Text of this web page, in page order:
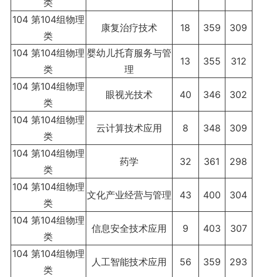
类
104 第104组物理
类
康复治疗技术 18 359 309
104 第104组物理
类
婴幼儿托育服务与管
理
13 355 312
104 第104组物理
类
眼视光技术 40 346 302
104 第104组物理
类
云计算技术应用 8 348 309
104 第104组物理
类
药学 32 361 298
104 第104组物理
类
文化产业经营与管理 43 400 304
104 第104组物理
类
信息安全技术应用 9 403 307
104 第104组物理
类
人工智能技术应用 56 359 293